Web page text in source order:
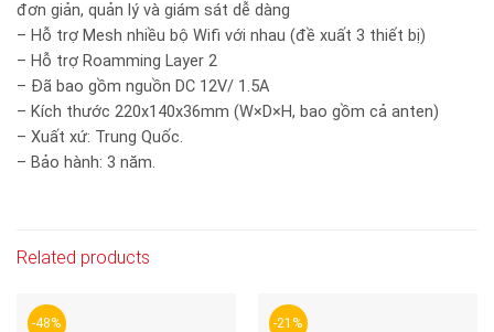
đơn giản, quản lý và giám sát dễ dàng
– Hỗ trợ Mesh nhiều bộ Wifi với nhau (đề xuất 3 thiết bị)
– Hỗ trợ Roamming Layer 2
– Đã bao gồm nguồn DC 12V/ 1.5A
– Kích thước 220x140x36mm (W×D×H, bao gồm cả anten)
– Xuất xứ: Trung Quốc.
– Bảo hành: 3 năm.
Related products
-48% -21%